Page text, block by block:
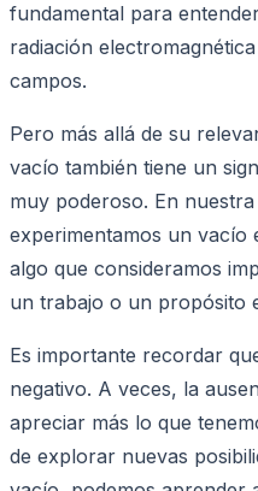
fundamental para
radiación
campos.
Pero más allá de su
vacío también tiene un
muy poderoso. En
experimentamos un vacío
algo que consideramos
un trabajo o un propósito
Es importante recordar
negativo. A veces, la
apreciar más lo que
de explorar nuevas